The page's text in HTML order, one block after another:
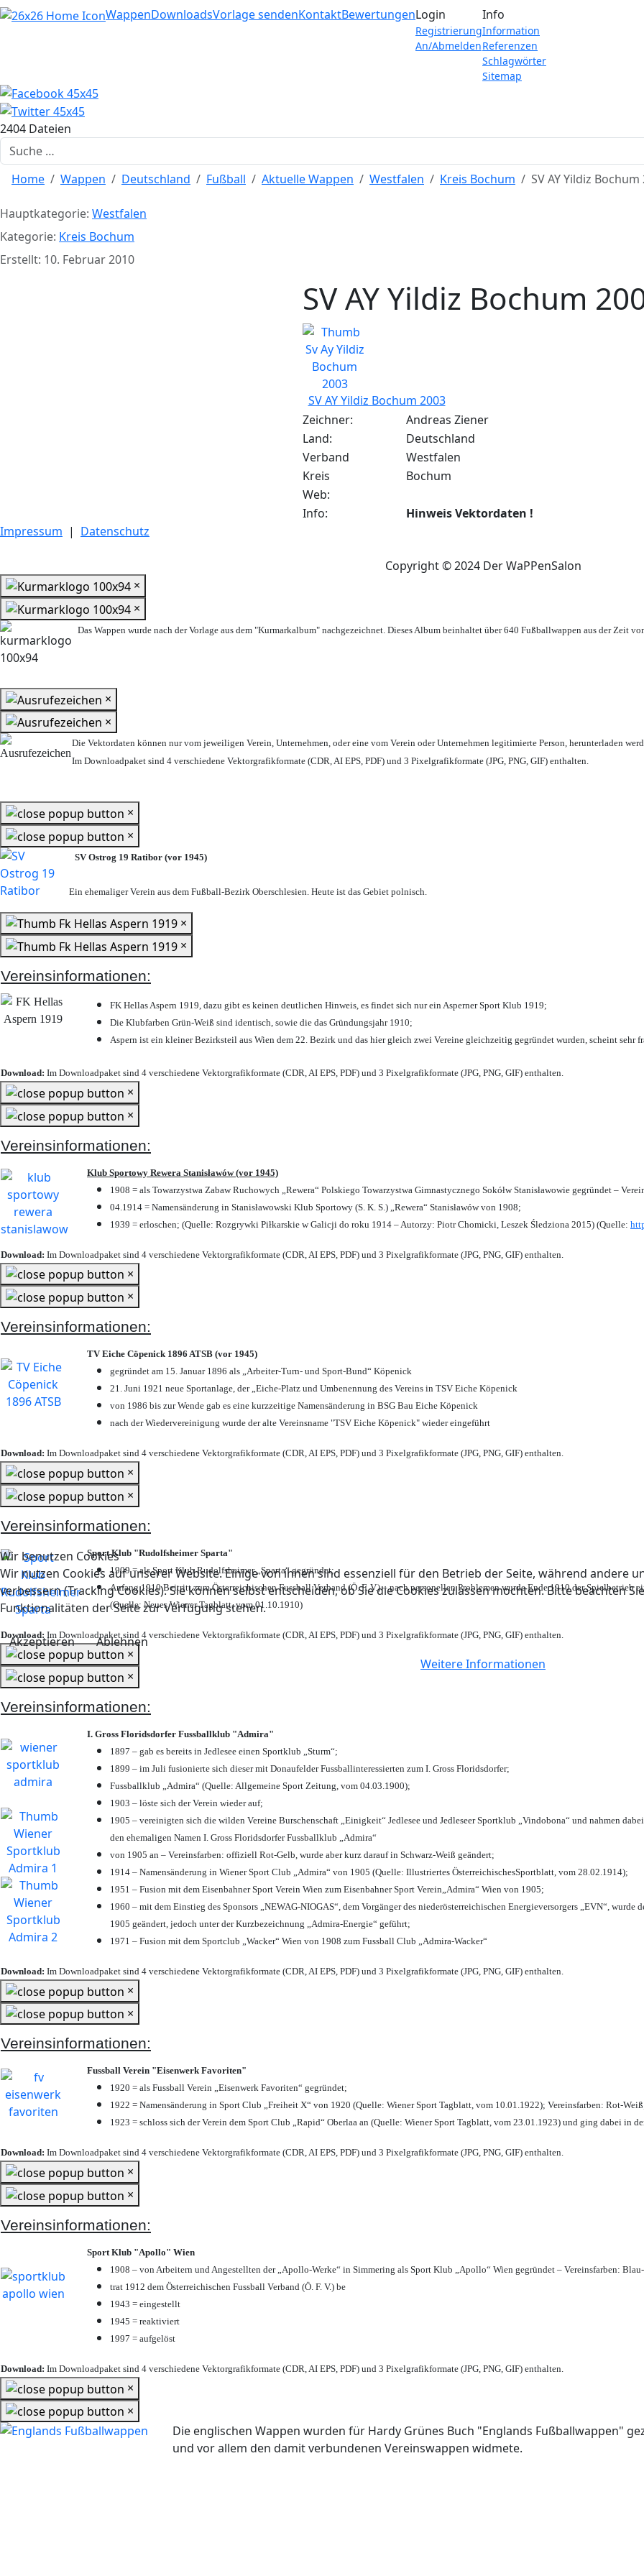
Home
WappenDownloadsVorlage sendenKontaktBewertungenLogin
Registrierung
An/Abmelden
Info
Information
Referenzen
Schlagwörter
Sitemap
2404 Dateien
Suchen
Home Wappen Deutschland Fußball Aktuelle Wappen Westfalen Kreis Bochum SV AY Yildiz Bochum
Hauptkategorie: Westfalen
Kategorie: Kreis Bochum
Erstellt: 10. Februar 2010
SV AY Yildiz Bochum
SV AY Yildiz Bochum 2003
Zeichner:
Andreas Ziener
Land:
Deutschland
Verband
Westfalen
Kreis
Bochum
Web:
Info:
Hinweis Vektordaten !
Impressum | Datenschutz
Copyright © 2024 Der WaPPenSalon
Wir benutzen Cookies
Wir nutzen Cookies auf unserer Website. Einige von ihnen sind essenziell für den Betrieb der Seite, während andere
verbessern (Tracking Cookies). Sie können selbst entscheiden, ob Sie die Cookies zulassen möchten. Bitte beachten
Funktionalitäten der Seite zur Verfügung stehen.
Akzeptieren
Ablehnen
Weitere Informationen
×
×
Das Wappen wurde nach der Vorlage aus dem "Kurmarkalbum" nachgezeichnet. Dieses Album beinhaltet über 640 Fußballwappen aus der Zeit
×
×
Die Vektordaten können nur vom jeweiligen Verein, Unternehmen, oder eine vom Verein oder Unternehmen legitimierte Person, herunterladen
Im Downloadpaket sind 4 verschiedene Vektorgrafikformate (CDR, AI EPS, PDF) und 3 Pixelgrafikformate (JPG, PNG, GIF) enthalten.
×
×
SV Ostrog 19 Ratibor (vor 1945)
Ein ehemaliger Verein aus dem Fußball-Bezirk Oberschlesien. Heute ist das Gebiet polnisch.
×
×
Vereinsinformationen:
FK Hellas Aspern 1919, dazu gibt es keinen deutlichen Hinweis, es findet sich nur ein Asperner Sport Klub 1919;
Die Klubfarben Grün-Weiß sind identisch, sowie die das Gründungsjahr 1910;
Aspern ist ein kleiner Bezirksteil aus Wien dem 22. Bezirk und das hier gleich zwei Vereine gleichzeitig gegründet wurden, scheint sehr
Download: Im Downloadpaket sind 4 verschiedene Vektorgrafikformate (CDR, AI EPS, PDF) und 3 Pixelgrafikformate (JPG, PNG, GIF) enthalten.
×
×
Vereinsinformationen:
Klub Sportowy Rewera Stanisławów (vor 1945)
1908 = als Towarzystwa Zabaw Ruchowych „Rewera“ Polskiego Towarzystwa Gimnastycznego Sokółw Stanisławowie gegründet –
04.1914 = Namensänderung in Stanisławowski Klub Sportowy (S. K. S.) „Rewera“ Stanisławów von 1908;
1939 = erloschen; (Quelle: Rozgrywki Piłkarskie w Galicji do roku 1914 – Autorzy: Piotr Chomicki, Leszek Śledziona 2015) (Quelle:
Download: Im Downloadpaket sind 4 verschiedene Vektorgrafikformate (CDR, AI EPS, PDF) und 3 Pixelgrafikformate (JPG, PNG, GIF) enthalten.
×
×
Vereinsinformationen:
TV Eiche Cöpenick 1896 ATSB (vor 1945)
gegründet am 15. Januar 1896 als „Arbeiter-Turn- und Sport-Bund“ Köpenick
21. Juni 1921 neue Sportanlage, der „Eiche-Platz und Umbenennung des Vereins in TSV Eiche Köpenick
von 1986 bis zur Wende gab es eine kurzzeitige Namensänderung in BSG Bau Eiche Köpenick
nach der Wiedervereinigung wurde der alte Vereinsname "TSV Eiche Köpenick" wieder eingeführt
Download: Im Downloadpaket sind 4 verschiedene Vektorgrafikformate (CDR, AI EPS, PDF) und 3 Pixelgrafikformate (JPG, PNG, GIF) enthalten.
×
×
Vereinsinformationen:
Sport Klub "Rudolfsheimer Sparta"
1909 = als Sport Klub Rudolfsheimer „Sparta“ gegründet;
Anfang 1910 Beitritt zum Österreichischen Fussball Verband (Ö. F. V.) – nach personellen Problemen wurde Ende 1910 der
(Quelle: Neues Wiener Tagblatt, vom 01.10.1910)
Download: Im Downloadpaket sind 4 verschiedene Vektorgrafikformate (CDR, AI EPS, PDF) und 3 Pixelgrafikformate (JPG, PNG, GIF) enthalten.
×
×
Vereinsinformationen:
I. Gross Floridsdorfer Fussballklub "Admira"
1897 – gab es bereits in Jedlesee einen Sportklub „Sturm“;
1899 – im Juli fusionierte sich dieser mit Donaufelder Fussballinteressierten zum I. Gross Floridsdorfer;
Fussballklub „Admira“ (Quelle: Allgemeine Sport Zeitung, vom 04.03.1900);
1903 – löste sich der Verein wieder auf;
1905 – vereinigten sich die wilden Vereine Burschenschaft „Einigkeit“ Jedlesee und Jedleseer Sportklub „Vindobona“ und nahmen
den ehemaligen Namen I. Gross Floridsdorfer Fussballklub „Admira“
von 1905 an – Vereinsfarben: offiziell Rot-Gelb, wurde aber kurz darauf in Schwarz-Weiß geändert;
1914 – Namensänderung in Wiener Sport Club „Admira“ von 1905 (Quelle: Illustriertes ÖsterreichischesSportblatt, vom 28.02.1914);
1951 – Fusion mit dem Eisenbahner Sport Verein Wien zum Eisenbahner Sport Verein„Admira“ Wien von 1905;
1960 – mit dem Einstieg des Sponsors „NEWAG-NIOGAS“, dem Vorgänger des niederösterreichischen Energieversorgers „EVN“,
1905 geändert, jedoch unter der Kurzbezeichnung „Admira-Energie“ geführt;
1971 – Fusion mit dem Sportclub „Wacker“ Wien von 1908 zum Fussball Club „Admira-Wacker“
Download: Im Downloadpaket sind 4 verschiedene Vektorgrafikformate (CDR, AI EPS, PDF) und 3 Pixelgrafikformate (JPG, PNG, GIF) enthalten.
×
×
Vereinsinformationen:
Fussball Verein "Eisenwerk Favoriten"
1920 = als Fussball Verein „Eisenwerk Favoriten“ gegründet;
1922 = Namensänderung in Sport Club „Freiheit X“ von 1920 (Quelle: Wiener Sport Tagblatt, vom 10.01.1922); Vereinsfarben: Rot-
1923 = schloss sich der Verein dem Sport Club „Rapid“ Oberlaa an (Quelle: Wiener Sport Tagblatt, vom 23.01.1923) und ging dabei in
Download: Im Downloadpaket sind 4 verschiedene Vektorgrafikformate (CDR, AI EPS, PDF) und 3 Pixelgrafikformate (JPG, PNG, GIF) enthalten.
×
×
Vereinsinformationen:
Sport Klub "Apollo" Wien
1908 – von Arbeitern und Angestellten der „Apollo-Werke“ in Simmering als Sport Klub „Apollo“ Wien gegründet – Vereinsfarben:
trat 1912 dem Österreichischen Fussball Verband (Ö. F. V.) be
1943 = eingestellt
1945 = reaktiviert
1997 = aufgelöst
Download: Im Downloadpaket sind 4 verschiedene Vektorgrafikformate (CDR, AI EPS, PDF) und 3 Pixelgrafikformate (JPG, PNG, GIF) enthalten.
×
×
Die englischen Wappen wurden für Hardy Grünes Buch "Englands Fußballwappen"
und vor allem den damit verbundenen Vereinswappen widmete.